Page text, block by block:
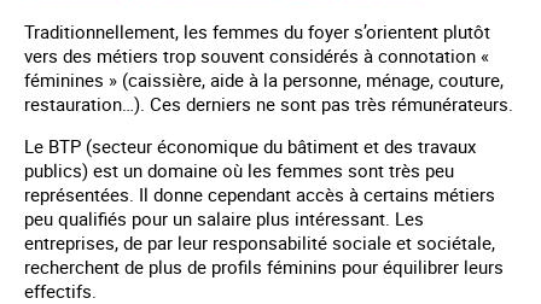
Traditionnellement, les femmes du foyer s’orientent plutôt
vers des métiers trop souvent considérés à connotation «
féminines » (caissière, aide à la personne, ménage, couture,
restauration…). Ces derniers ne sont pas très rémunérateurs.
Le BTP (secteur économique du bâtiment et des travaux
publics) est un domaine où les femmes sont très peu
représentées. Il donne cependant accès à certains métiers
peu qualifiés pour un salaire plus intéressant. Les
entreprises, de par leur responsabilité sociale et sociétale,
recherchent de plus de profils féminins pour équilibrer leurs
effectifs.